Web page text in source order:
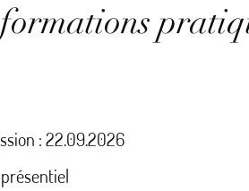
: 22.09.2026